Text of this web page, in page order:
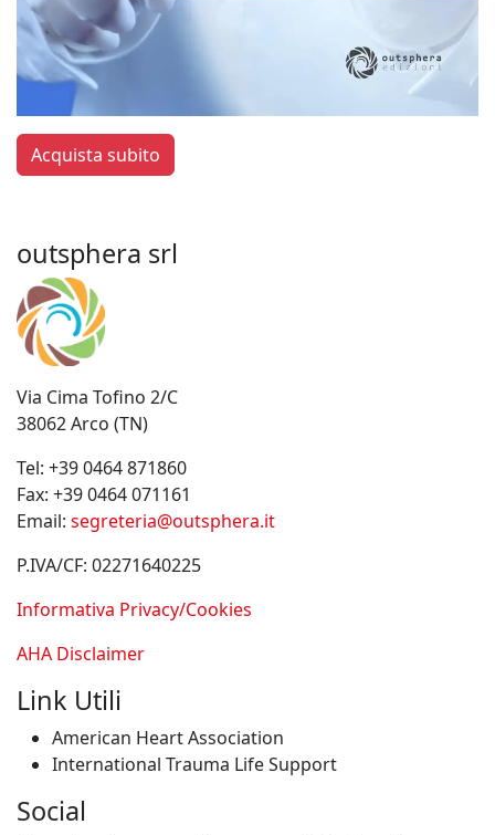
Acquista subito
outsphera srl
Via Cima Tofino 2/C
38062 Arco (TN)
Tel: +39 0464 871860
Fax: +39 0464 071161
Email: segreteria@outsphera.it
P.IVA/CF: 02271640225
Informativa Privacy/Cookies
AHA Disclaimer
Link Utili
American Heart Association
International Trauma Life Support
Social